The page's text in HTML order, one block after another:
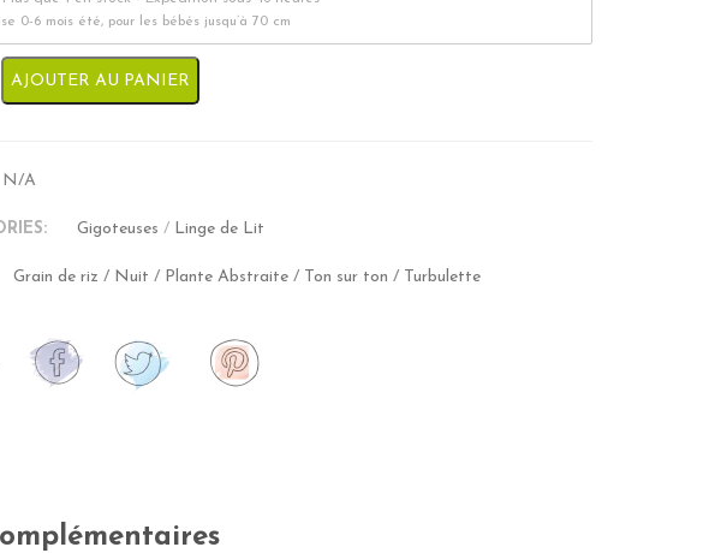
0-6 mois été, pour les bébés jusqu’à 70 cm
de Gigoteuse Réversible - "Nice"
AJOUTER AU PANIER
N/A
Gigoteuses / Linge de Lit
Grain de riz / Nuit / Plante Abstraite/ Ton sur ton / Turbulette